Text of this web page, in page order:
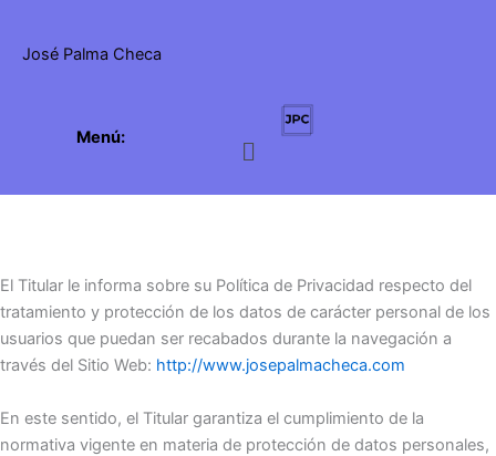
contenido
José Palma Checa
Menú: Menú
El Titular le informa sobre su Política de Privacidad respecto del
tratamiento y protección de los datos de carácter personal de los
usuarios que puedan ser recabados durante la navegación a
través del Sitio Web: http://www.josepalmacheca.com
En este sentido, el Titular garantiza el cumplimiento de la
normativa vigente en materia de protección de datos personales,